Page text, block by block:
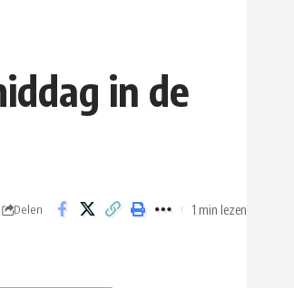
in de
Delen 1 min lezen